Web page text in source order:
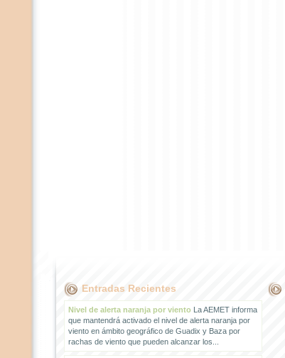
Entradas Recientes
Nivel de alerta naranja por vientoLa AEMET informa
que mantendrá activado el nivel de alerta naranja por
viento en ámbito geográfico de Guadix y Baza por
rachas de viento que pueden alcanzar los...